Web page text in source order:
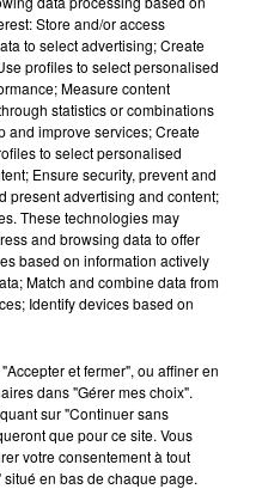
: plus de 18 000
en juillet 2026,
en France : quel
?
places pour le
Gourmand 2026
Store and/or access
to select advertising; Create
profiles to select personalised
Measure content
statistics or combinations
and improve services; Create
to select personalised
Ensure security, prevent and
present advertising and content;
These technologies may
and browsing data to offer
based on information actively
Match and combine data from
Identify devices based on
et fermer", ou affiner en
dans "Gérer mes choix".
sur "Continuer sans
que pour ce site. Vous
votre consentement à tout
en bas de chaque page.